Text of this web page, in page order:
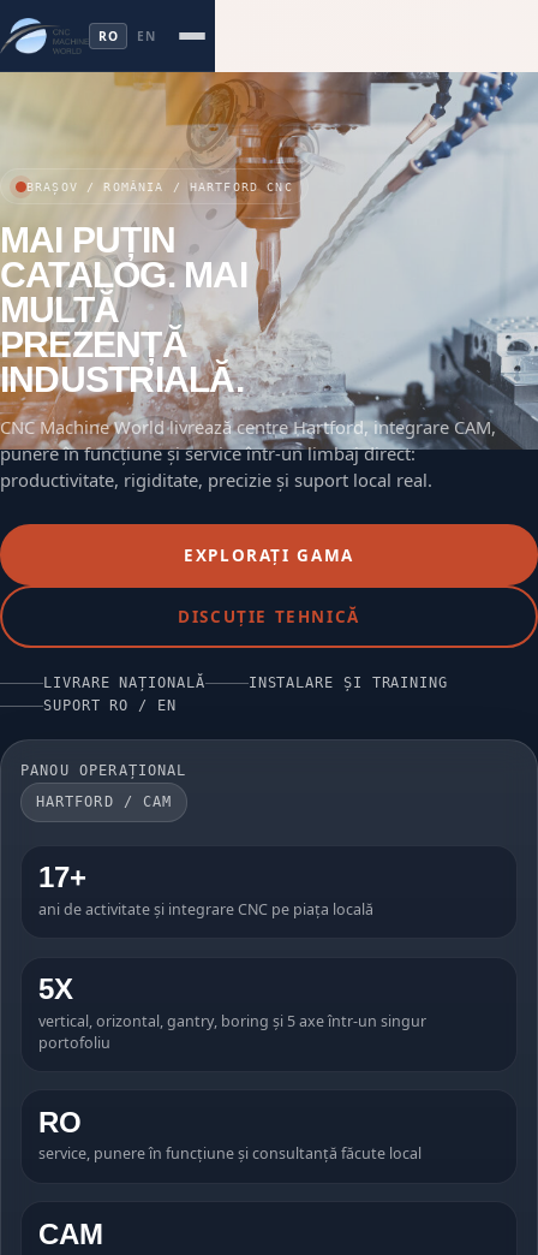
RO EN
BRAȘOV / ROMÂNIA / HARTFORD CNC
MAI PUȚIN
CATALOG. MAI
MULTĂ
PREZENȚĂ
INDUSTRIALĂ.
CNC Machine World livrează centre Hartford, integrare CAM,
punere în funcțiune și service într-un limbaj direct:
productivitate, rigiditate, precizie și suport local real.
EXPLORAȚI GAMA
DISCUȚIE TEHNICĂ
LIVRARE NAȚIONALĂ
INSTALARE ȘI TRAINING
SUPORT RO / EN
PANOU OPERAȚIONAL
HARTFORD / CAM
17+
ani de activitate și integrare CNC pe piața locală
5X
vertical, orizontal, gantry, boring și 5 axe într-un singur
portofoliu
RO
service, punere în funcțiune și consultanță făcute local
CAM